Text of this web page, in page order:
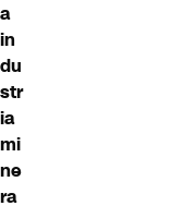
a
in
du
str
ia
mi
ne
ra